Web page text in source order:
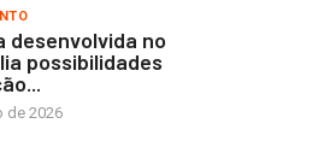
desenvolvida no
possibilidades
de 2026